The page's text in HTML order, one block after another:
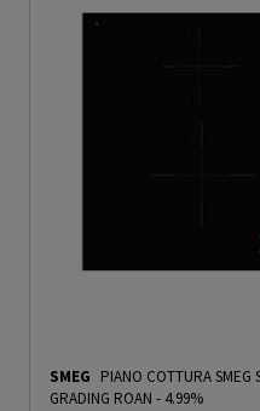
SMEG PIANO COTTURA SMEG
GRADING ROAN - 4.99%